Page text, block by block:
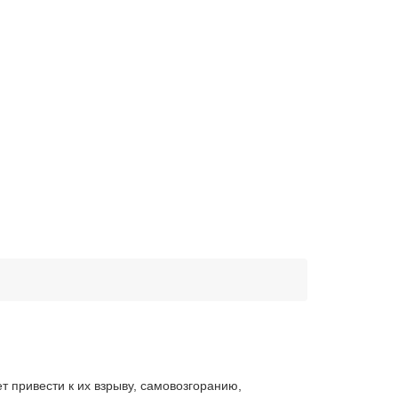
к их взрыву, самовозгоранию,